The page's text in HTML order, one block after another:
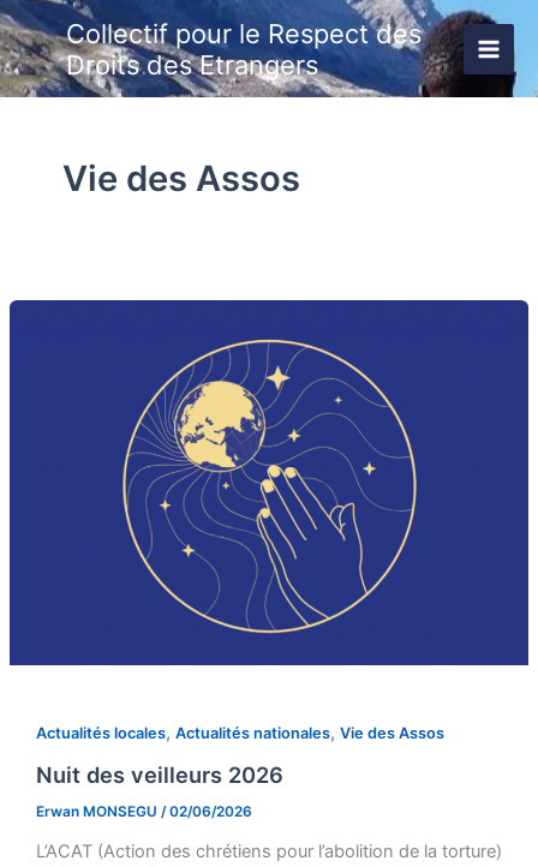
Aller
au
contenu
Collectif pour le Respect des
Droits des Etrangers
Vie des Assos
Actualités locales, Actualités nationales, Vie des Assos
Nuit des veilleurs 2026
Erwan MONSEGU /02/06/2026
L’ACAT (Action des chrétiens pour l’abolition de la torture)